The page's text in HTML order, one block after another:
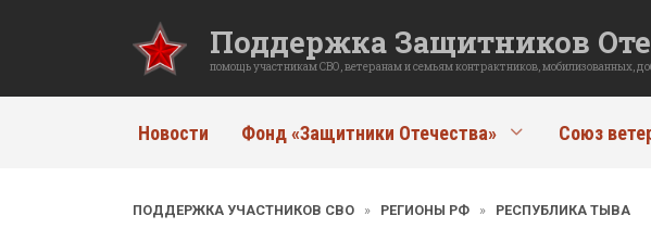
Поддержка Защитников
помощь участникам СВО, ветеранам и семьям контрактников, мобилизованных,
Новости Фонд «Защитники Отечества» Союз
ПОДДЕРЖКА УЧАСТНИКОВ СВО » РЕГИОНЫ РФ » РЕСПУБЛИКА ТЫВА